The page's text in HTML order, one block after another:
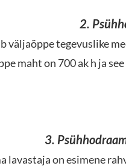
2.
väljaõppe tegevuslike
maht on 700 ak h ja
3.
lavastaja on esimene